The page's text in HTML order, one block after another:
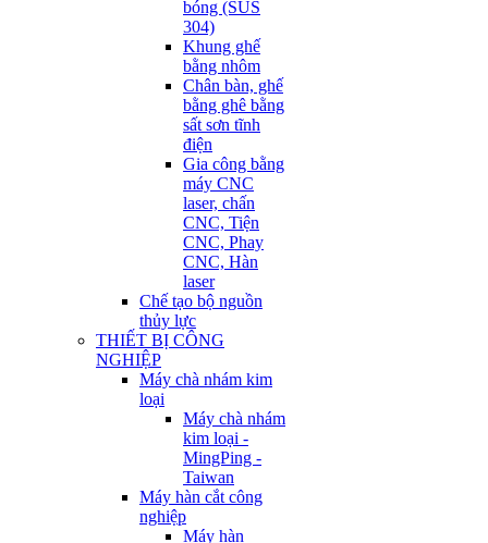
bóng (SUS
304)
Khung ghế
bằng nhôm
Chân bàn, ghế
bằng ghê bằng
sất sơn tĩnh
điện
Gia công bằng
máy CNC
laser, chấn
CNC, Tiện
CNC, Phay
CNC, Hàn
laser
Chế tạo bộ nguồn
thủy lực
THIẾT BỊ CÔNG
NGHIỆP
Máy chà nhám kim
loại
Máy chà nhám
kim loại -
MingPing -
Taiwan
Máy hàn cắt công
nghiệp
Máy hàn